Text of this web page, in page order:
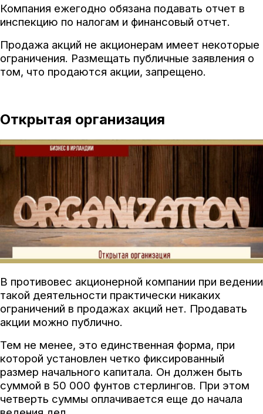
Компания ежегодно обязана подавать отчет в
инспекцию по налогам и финансовый отчет.
Продажа акций не акционерам имеет некоторые
ограничения. Размещать публичные заявления о
том, что продаются акции, запрещено.
Открытая организация
В противовес акционерной компании при ведении
такой деятельности практически никаких
ограничений в продажах акций нет. Продавать
акции можно публично.
Тем не менее, это единственная форма, при
которой установлен четко фиксированный
размер начального капитала. Он должен быть
суммой в 50 000 фунтов стерлингов. При этом
четверть суммы оплачивается еще до начала